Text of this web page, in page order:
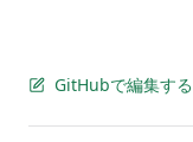
GitHubで編集する